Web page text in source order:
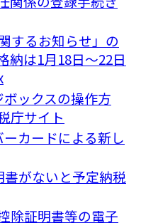
するお知らせ」の
納は1月18日～22日
ックスの操作方
庁サイト
カードによる新し
がないと予定納税
除証明書等の電子